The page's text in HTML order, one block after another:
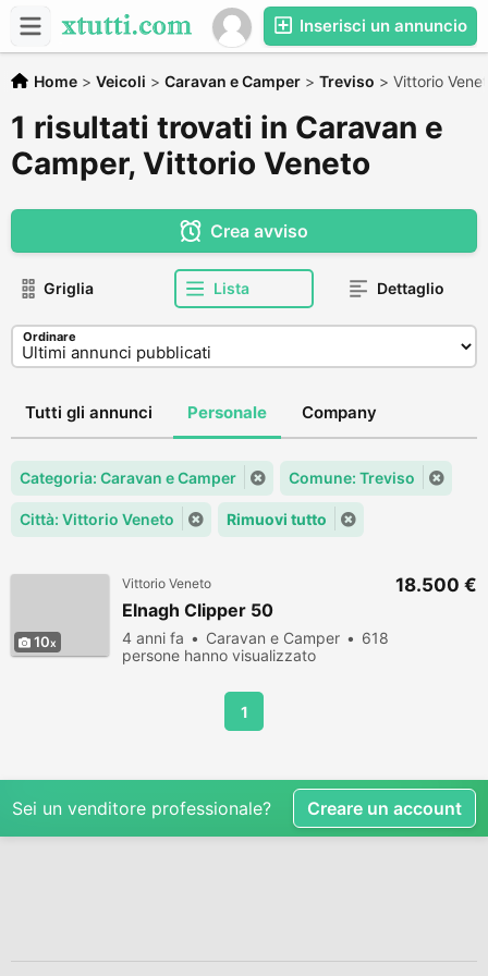
Inserisci un annuncio
Home > Veicoli > Caravan e Camper > Treviso > Vittorio
1 risultati trovati in Caravan e
Camper, Vittorio Veneto
Crea avviso
Griglia Lista Dettaglio
Ordinare
Tutti gli annunci Personale Company
Categoria: Caravan e Camper Comune: Treviso
Città: Vittorio Veneto Rimuovi tutto
10
Vittorio Veneto
Elnagh Clipper 50
4 anni fa Caravan e Camper
618
persone hanno visualizzato
18.500 €
1
Sei un venditore professionale? Creare un account